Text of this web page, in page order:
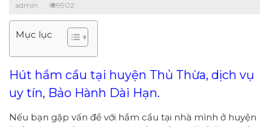
admin 9902
Mục lục
Hút hầm cầu tại huyện Thủ Thừa, dịch vụ
uy tín, Bảo Hành Dài Hạn.
Nếu bạn gặp vấn đề với hầm cầu tại nhà mình ở huyện